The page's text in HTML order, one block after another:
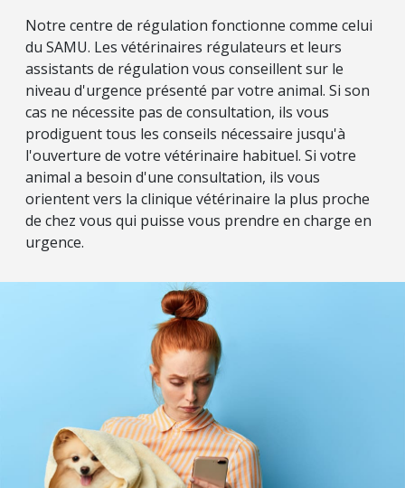
Notre centre de régulation fonctionne comme celui
du SAMU. Les vétérinaires régulateurs et leurs
assistants de régulation vous conseillent sur le
niveau d'urgence présenté par votre animal. Si son
cas ne nécessite pas de consultation, ils vous
prodiguent tous les conseils nécessaire jusqu'à
l'ouverture de votre vétérinaire habituel. Si votre
animal a besoin d'une consultation, ils vous
orientent vers la clinique vétérinaire la plus proche
de chez vous qui puisse vous prendre en charge en
urgence.